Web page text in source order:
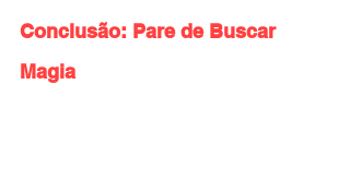
Conclusão: Pare de Buscar
Magia